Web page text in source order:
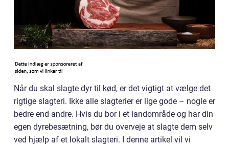
Når du skal slagte dyr til kød, er det vigtigt at vælge det
rigtige slagteri. Ikke alle slagterier er lige gode – nogle er
bedre end andre. Hvis du bor i et landområde og har din
egen dyrebesætning, bør du overveje at slagte dem selv
ved hjælp af et lokalt slagteri. I denne artikel vil vi